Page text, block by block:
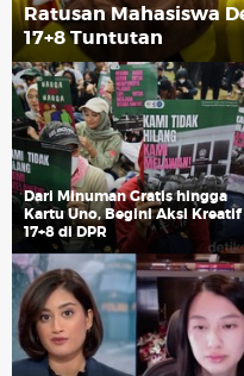
Ratusan Mahasiswa
17+8 Tuntutan
Dari Minuman Gratis hingga
Kartu Uno, Begini Aksi Kreatif
17+8 di DPR